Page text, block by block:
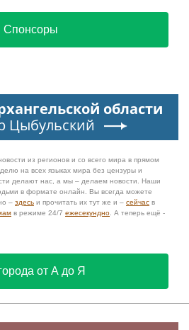
Спонсоры
области
Цыбульский
из регионов и со всего мира в прямом
на всех языках мира без цензуры и
делают нас, а мы – делаем новости. Наши
в формате онлайн. Вы всегда можете
– здесь и прочитать их тут же и – сейчас в
в режиме 24/7 ежесекундно . А теперь ещё -
от А до Я